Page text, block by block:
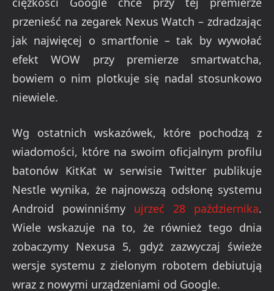
przenieść na zegarek Nexus Watch – zdradzając
jak najwięcej o smartfonie – tak by wywołać
efekt WOW przy premierze smartwatcha,
bowiem o nim plotkuje się nadal stosunkowo
niewiele.
Wg ostatnich wskazówek, które pochodzą z
wiadomości, które na swoim oficjalnym profilu
batonów KitKat w serwisie Twitter publikuje
Nestle wynika, że najnowszą odsłonę systemu
Android powinniśmy ujrzeć 28 października.
Wiele wskazuje na to, że również tego dnia
zobaczymy Nexusa 5, gdyż zazwyczaj świeże
wersje systemu z zielonym robotem debiutują
wraz z nowymi urządzeniami od Google.